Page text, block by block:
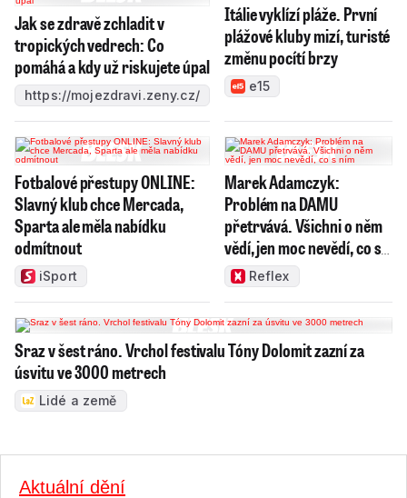
Jak se zdravě zchladit v
tropických vedrech: Co
pomáhá a kdy už riskujete úpal
https://mojezdravi.zeny.cz/
Itálie vyklízí pláže. První
plážové kluby mizí, turisté
změnu pocítí brzy
e15
Fotbalové přestupy ONLINE:
Slavný klub chce Mercada,
Sparta ale měla nabídku
odmítnout
iSport
Marek Adamczyk:
Problém na DAMU
přetrvává. Všichni o něm
vědí, jen moc nevědí, co s
nímReflex
Sraz v šest ráno. Vrchol festivalu Tóny Dolomit zazní za
úsvitu ve 3000 metrech
Lidé a země
Aktuální dění